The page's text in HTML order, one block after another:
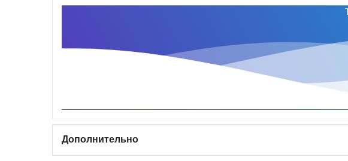
Дополнительно